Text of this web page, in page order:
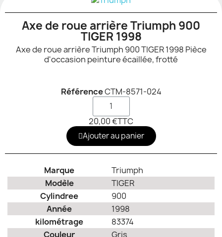
Axe de roue arrière Triumph 900
TIGER 1998
Axe de roue arrière Triumph 900 TIGER 1998 Pièce
d'occasion peinture écaillée, frotté
RéférenceCTM-8571-024
20,00 €TTC
Ajouter au panier
Marque
Triumph
Modèle
TIGER
Cylindree
900
Année
1998
kilométrage
83374
Couleur
Gris